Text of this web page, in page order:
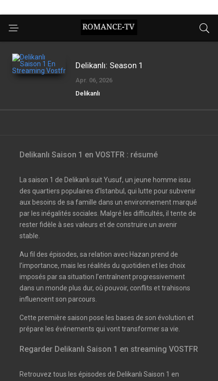
Delikanlı: Season 1
Apr. 06, 2026
Delikanlı
Delikanlı Saison 1 en VOSTFR : résumé
La saison 1 de Delikanlı suit Yusuf, un jeune homme issu
des quartiers populaires d’Istanbul, qui lutte pour subvenir
aux besoins de sa famille dans un environnement marqué
par les inégalités sociales. Malgré les difficultés, il tente de
rester fidèle à ses valeurs et de construire un avenir
stable.
Au fil des épisodes, sa relation avec Hazan prend de
l’importance, mais les réalités du quotidien et les choix
imposés par sa situation l’entraînent progressivement
dans un monde plus dur, où pouvoir, conflits et trahisons
influencent son parcours.
Cette première saison pose les bases de son évolution et
prépare les événements qui vont transformer sa vie.
Regarder Delikanlı Saison 1 en streaming VOSTFR
Retrouvez tous les épisodes de Delikanlı Saison 1 en